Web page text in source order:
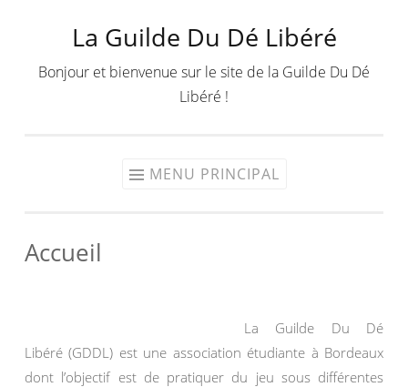
contenu
La Guilde Du Dé Libéré
Bonjour et bienvenue sur le site de la Guilde Du Dé
Libéré !
MENU PRINCIPAL
Accueil
La Guilde Du Dé
Libéré (GDDL) est une association étudiante à Bordeaux
dont l’objectif est de pratiquer du jeu sous différentes